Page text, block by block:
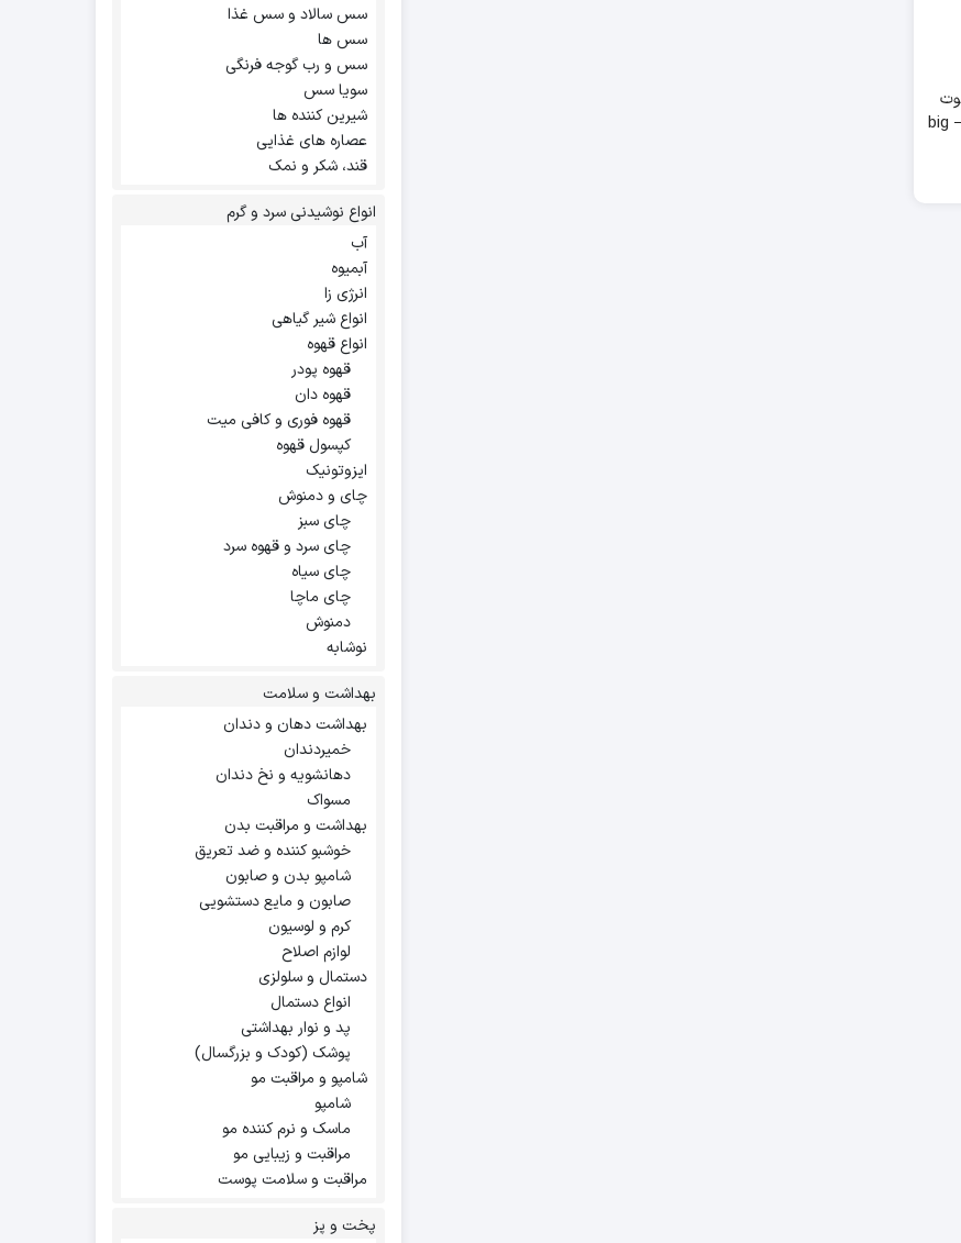
فرنگی ۱۱ گرم بیگ بابل – big
سس سالاد و سس غذا
سس ها
سس و رب گوجه فرنگی
سویا سس
شیرین کننده ها
عصاره های غذایی
قند، شکر و نمک
انواع نوشیدنی سرد و گرم
آب
آبمیوه
انرژی زا
انواع شیر گیاهی
انواع قهوه
قهوه پودر
قهوه دان
قهوه فوری و کافی میت
کپسول قهوه
ایزوتونیک
چای و دمنوش
چای سبز
چای سرد و قهوه سرد
چای سیاه
چای ماچا
دمنوش
نوشابه
بهداشت و سلامت
بهداشت دهان و دندان
خمیردندان
دهانشویه و نخ دندان
مسواک
بهداشت و مراقبت بدن
خوشبو کننده و ضد تعریق
شامپو بدن و صابون
صابون و مایع دستشویی
کرم و لوسیون
لوازم اصلاح
دستمال و سلولزی
انواع دستمال
پد و نوار بهداشتی
پوشک (کودک و بزرگسال)
شامپو و مراقبت مو
شامپو
ماسک و نرم کننده مو
مراقبت و زیبایی مو
مراقبت و سلامت پوست
پخت و پز